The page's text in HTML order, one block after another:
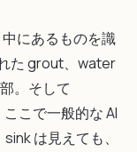
にあるものを識
た grout、water
。そして
こで一般的な AI
は見えても、